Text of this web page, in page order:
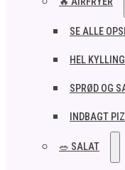
SE ALLE
HEL
SPRØD OG
INDBAGT
🥗 SALAT